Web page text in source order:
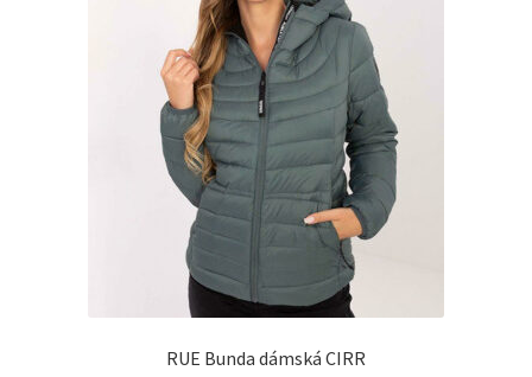
RUE Bunda dámská CIRR